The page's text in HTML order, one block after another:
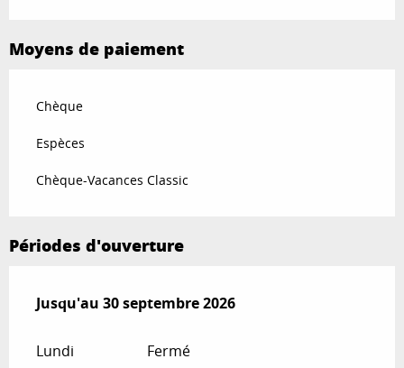
Moyens de paiement
Chèque
Espèces
Chèque-Vacances Classic
Périodes d'ouverture
Du1 mai 2026au30 septembre 2026
Jusqu'au 30 septembre 2026
Lundi Fermé